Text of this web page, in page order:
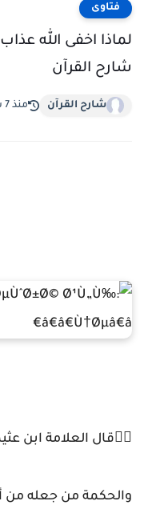
فتاوى
لماذا اخفى الله
شارح القرآن
شارح القرآن منذ 7 سنة
✍🏼قال العلامة ابن
والحكمة من جعله من